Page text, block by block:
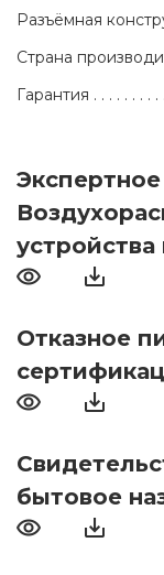
Разъёмная
Страна
Гарантия
Отказное
бытовое